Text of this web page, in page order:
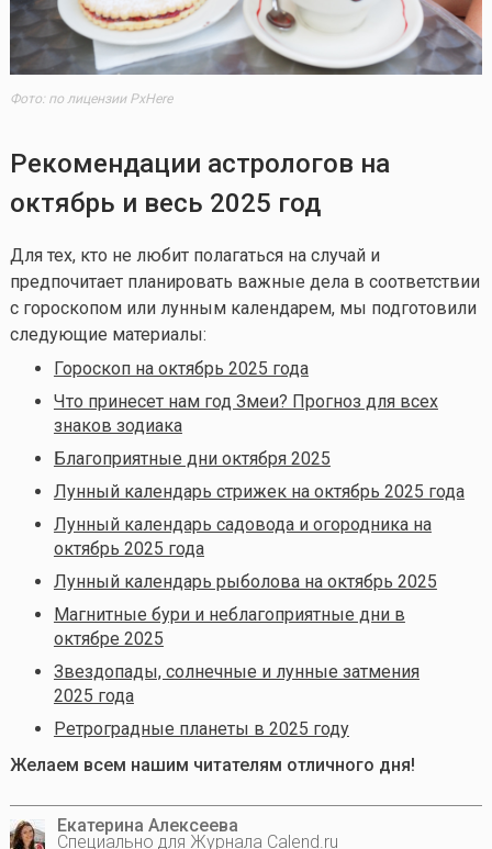
Фото: по лицензии PxHere
Рекомендации астрологов на
октябрь и весь 2025 год
Для тех, кто не любит полагаться на случай и
предпочитает планировать важные дела в соответствии
с гороскопом или лунным календарем, мы подготовили
следующие материалы:
Гороскоп на октябрь 2025 года
Что принесет нам год Змеи? Прогноз для всех
знаков зодиака
Благоприятные дни октября 2025
Лунный календарь стрижек на октябрь 2025 года
Лунный календарь садовода и огородника на
октябрь 2025 года
Лунный календарь рыболова на октябрь 2025
Магнитные бури и неблагоприятные дни в
октябре 2025
Звездопады, солнечные и лунные затмения
2025 года
Ретроградные планеты в 2025 году
Желаем всем нашим читателям отличного дня!
Екатерина Алексеева
Специально для Журнала Calend.ru